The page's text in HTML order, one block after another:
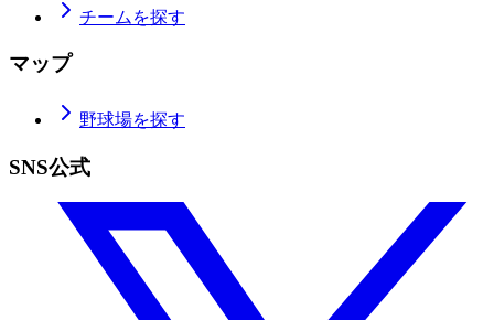
チームを探す
マップ
野球場を探す
SNS公式